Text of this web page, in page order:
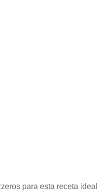
para esta receta